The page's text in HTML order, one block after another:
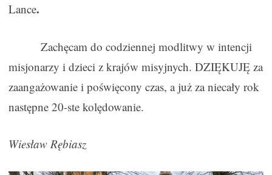
Lance.
Zachęcam do codziennej modlitwy w intencji
misjonarzy i dzieci z krajów misyjnych. DZIĘKUJĘ za
zaangażowanie i poświęcony czas, a już za niecały rok
następne 20-ste kolędowanie.
Wiesław Rębiasz